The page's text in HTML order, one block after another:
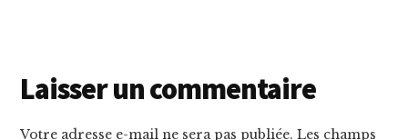
Reader
Interactions
Laisser un commentaire
Votre adresse e-mail ne sera pas publiée. Les champs